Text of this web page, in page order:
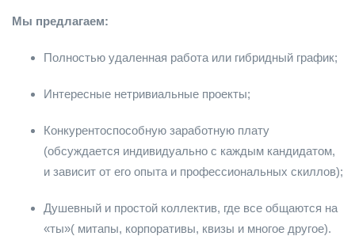
Мы предлагаем:
Полностью удаленная работа или гибридный график;
Интересные нетривиальные проекты;
Конкурентоспособную заработную плату
(обсуждается индивидуально с каждым кандидатом,
и зависит от его опыта и профессиональных скиллов);
Душевный и простой коллектив, где все общаются на
«ты»( митапы, корпоративы, квизы и многое другое).